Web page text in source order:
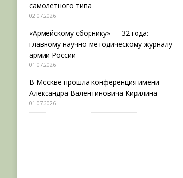
самолетного типа
02.07.2026
«Армейскому сборнику» — 32 года:
главному научно-методическому журналу
армии России
01.07.2026
В Москве прошла конференция имени
Александра Валентиновича Кирилина
01.07.2026